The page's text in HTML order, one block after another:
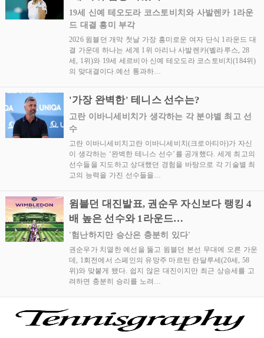
19세 신예 테오도라 코스토비치와 사발렌카 1라운
드 대결 흥미 부각
2026 윔블던 개막 첫날 가장 흥미로운 여자 단식 1라운드 대
결 가운데 하나는 세계 1위 아리나 사발렌카(벨라루스, 28
세, 1위)와 19세 세르비아 신예 테오도라 코스토비치(184위)
의 맞대결이다.예선 통과하…
'가장 완벽한' 테니스 선수는?
고란 이바니세비치가 생각하는 각 분야별 최고 선
수
고란 이바니세비치고란 이바니세비치(크로아티아)가 자신
이 생각하는 ‘완벽한 테니스 선수’를 공개했다. 세계 최고의
선수들을 지도하고 상대했던 경험을 바탕으로 각 기술별 최
고의 능력을 가진 선수들을…
윔블던 대진발표, 권순우 자신보다 랭킹 4
배 높은 선수와 1라운드…
'험난하지만 승산은 충분히 있다'
권순우가 치열한 예선을 뚫고 윔블던 본선 무대에 오른 가운
데, 1회전에서 스페인의 유망주 마르틴 란달루세(20세, 58
위)와 맞붙게 됐다. 쉽지 않은 대진이지만 최근 상승세를 고
려하면 충분히 승리를 노려…